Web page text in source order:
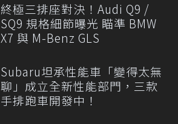
終極三排座對決！Audi Q9 /
SQ9 規格細節曝光 瞄準 BMW
X7 與 M-Benz GLS
Subaru坦承性能車「變得太無
聊」成立全新性能部門，三款
手排跑車開發中！